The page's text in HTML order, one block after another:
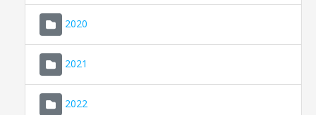
2020
2021
2022